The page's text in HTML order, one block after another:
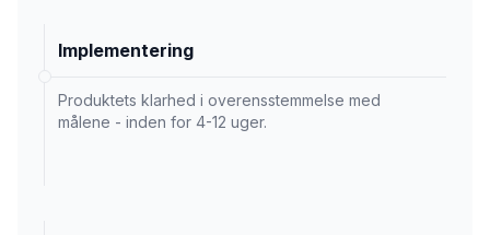
Implementering
Produktets klarhed i overensstemmelse med
målene - inden for 4-12 uger.